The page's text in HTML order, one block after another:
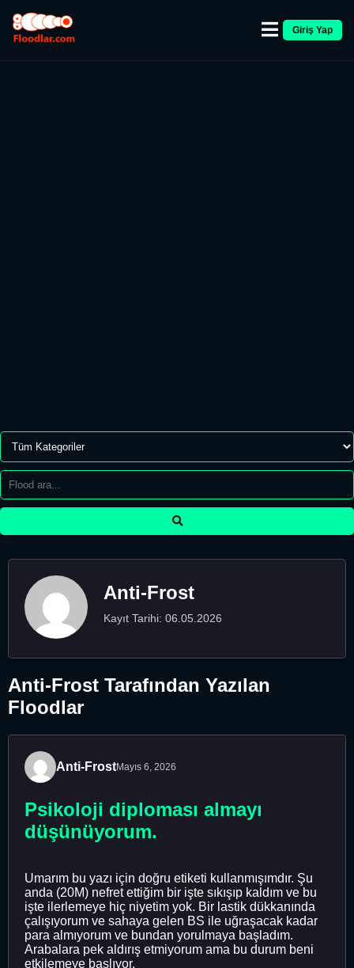
Giriş Yap
Anti-Frost
Kayıt Tarihi: 06.05.2026
Anti-Frost Tarafından Yazılan
Floodlar
Anti-FrostMayıs 6, 2026
Psikoloji diploması almayı
düşünüyorum.
Umarım bu yazı için doğru etiketi kullanmışımdır. Şu
anda (20M) nefret ettiğim bir işte sıkışıp kaldım ve bu
işte ilerlemeye hiç niyetim yok. Bir lastik dükkanında
çalışıyorum ve sahaya gelen BS ile uğraşacak kadar
para almıyorum ve bundan yorulmaya başladım.
Arabalara pek aldırış etmiyorum ama bu durum beni
etkilemeye başlıyor.